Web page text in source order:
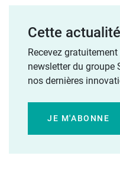
Cette
Recevez
newsletter du groupe
nos dernières
JE M'ABONNE